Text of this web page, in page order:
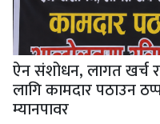
ऐन संशोधन, लागत खर्च
लागि कामदार पठाउन
म्यानपावर